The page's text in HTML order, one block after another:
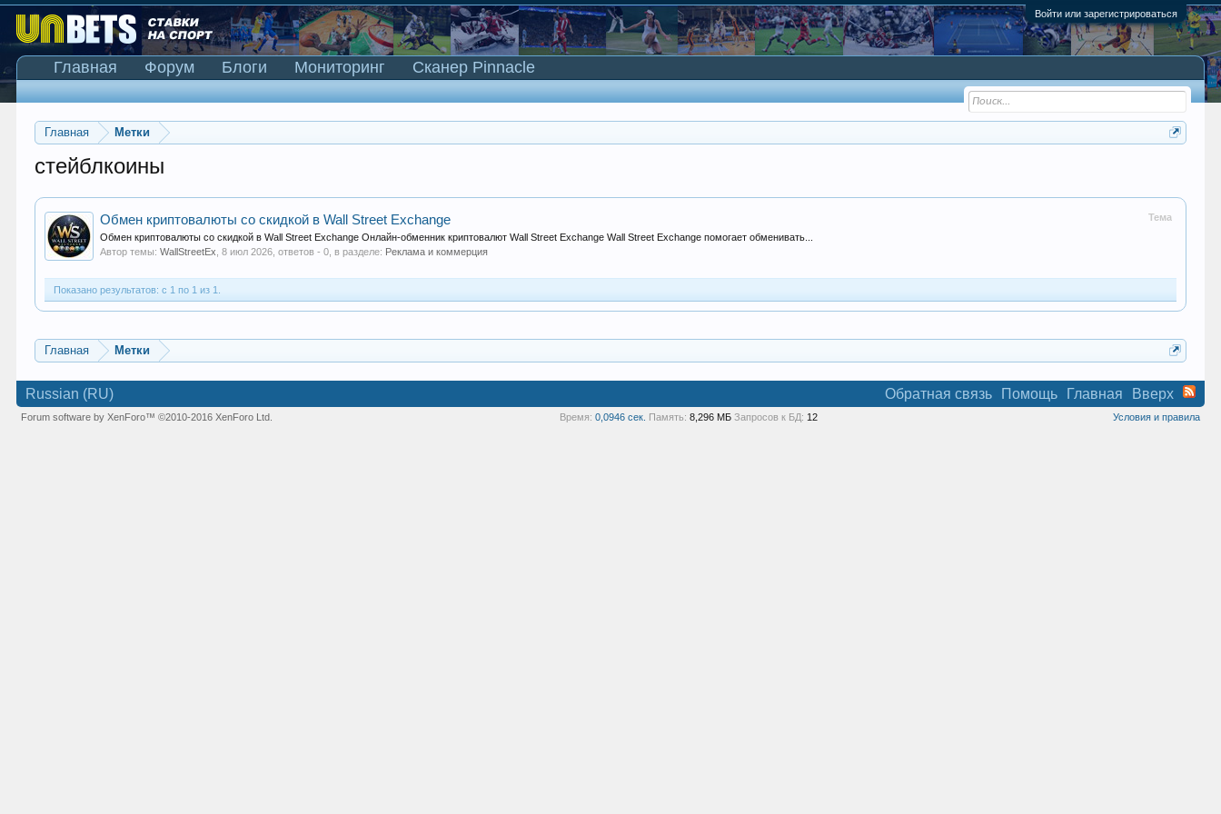
Войти или зарегистрироваться
Главная Метки
стейблкоины
Тема
Обмен криптовалюты со скидкой в Wall Street Exchange
Обмен криптовалюты со скидкой в Wall Street Exchange Онлайн-обменник криптовалют Wall Street Exchange Wall Street Exchange помогает обменивать...
Автор темы:WallStreetEx ,8 июл 2026 , ответов - 0, в разделе: Реклама и коммерция
Показано результатов: с 1 по 1 из 1.
Главная Метки
Главная Форум Блоги Мониторинг Сканер Pinnacle
Russian (RU) Обратная связь Помощь Главная Вверх
Условия и правила
Forum software by XenForo™©2010-2016 XenForo Ltd. Время: 0,0946 сек. Память: 8,296 МБ Запросов к БД: 12